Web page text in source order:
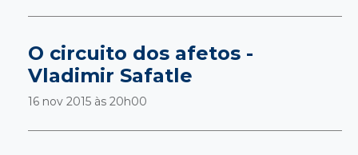
O circuito dos afetos -
Vladimir Safatle
16 nov 2015 às 20h00